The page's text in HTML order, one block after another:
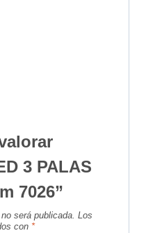
3 PALAS
7026”
será publicada. Los
con *